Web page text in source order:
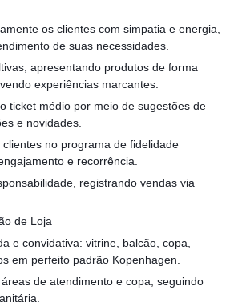
os clientes com simpatia e energia,
de suas necessidades.
apresentando produtos de forma
experiências marcantes.
ticket médio por meio de sugestões de
e novidades.
no programa de fidelidade
e recorrência.
registrando vendas via
de Loja
e convidativa: vitrine, balcão, copa,
em perfeito padrão Kopenhagen.
de atendimento e copa, seguindo